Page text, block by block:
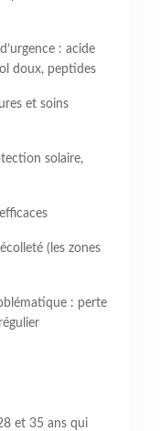
: acide
doux, peptides
et soins
solaire,
(les zones
: perte
et 35 ans qui